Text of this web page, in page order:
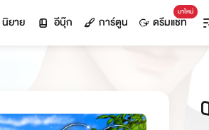
นิยาย อีบุ๊ก การ์ตูน
มาใหม่
ดรีมแชท